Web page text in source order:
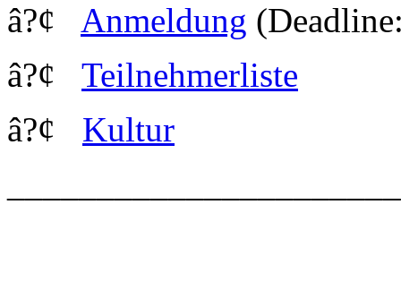
â?¢ Anmeldung
â?¢ Teilnehmerliste
â?¢ Kultur